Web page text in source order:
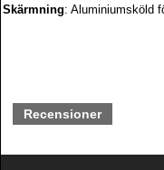
Skärmning: Aluminiumsköld
Recensioner